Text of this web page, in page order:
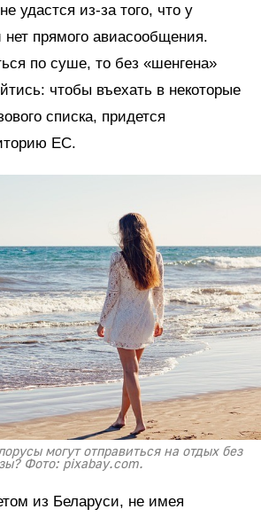
удастся из-за того, что у
прямого авиасообщения.
по суше, то без «шенгена»
чтобы въехать в некоторые
списка, придется
ЕС.
могут отправиться на отдых без
Фото: pixabay.com.
из Беларуси, не имея